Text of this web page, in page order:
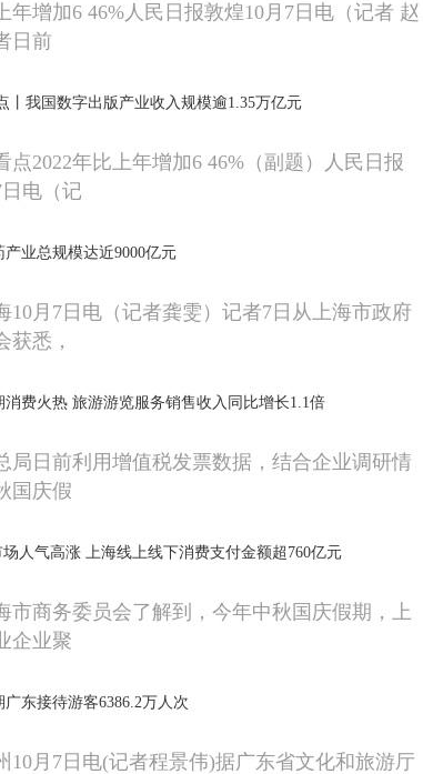
年增加6 46%人民日报敦煌10月7日电（记者 赵
日前
丨我国数字出版产业收入规模逾1.35万亿元
点2022年比上年增加6 46%（副题）人民日报
电（记
业总规模达近9000亿元
10月7日电（记者龚雯）记者7日从上海市政府
获悉，
消费火热 旅游游览服务销售收入同比增长1.1倍
局日前利用增值税发票数据，结合企业调研情
国庆假
场人气高涨 上海线上线下消费支付金额超760亿元
市商务委员会了解到，今年中秋国庆假期，上
企业聚
东接待游客6386.2万人次
10月7日电(记者程景伟)据广东省文化和旅游厅